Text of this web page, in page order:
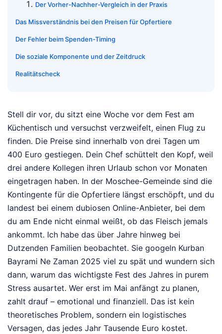
Der Vorher-Nachher-Vergleich in der Praxis
Das Missverständnis bei den Preisen für Opfertiere
Der Fehler beim Spenden-Timing
Die soziale Komponente und der Zeitdruck
Realitätscheck
Stell dir vor, du sitzt eine Woche vor dem Fest am
Küchentisch und versuchst verzweifelt, einen Flug zu
finden. Die Preise sind innerhalb von drei Tagen um
400 Euro gestiegen. Dein Chef schüttelt den Kopf, weil
drei andere Kollegen ihren Urlaub schon vor Monaten
eingetragen haben. In der Moschee-Gemeinde sind die
Kontingente für die Opfertiere längst erschöpft, und du
landest bei einem dubiosen Online-Anbieter, bei dem
du am Ende nicht einmal weißt, ob das Fleisch jemals
ankommt. Ich habe das über Jahre hinweg bei
Dutzenden Familien beobachtet. Sie googeln Kurban
Bayrami Ne Zaman 2025 viel zu spät und wundern sich
dann, warum das wichtigste Fest des Jahres in purem
Stress ausartet. Wer erst im Mai anfängt zu planen,
zahlt drauf – emotional und finanziell. Das ist kein
theoretisches Problem, sondern ein logistisches
Versagen, das jedes Jahr Tausende Euro kostet.